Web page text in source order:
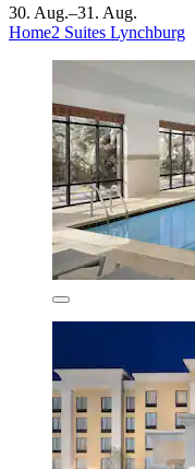
30. Aug.–31. Aug.
Home2 Suites Lynchburg